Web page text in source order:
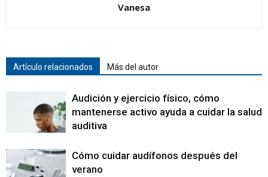
Vanesa
Artículo relacionados Más del autor
Audición y ejercicio físico, cómo
mantenerse activo ayuda a cuidar la salud
auditiva
Cómo cuidar audífonos después del
verano